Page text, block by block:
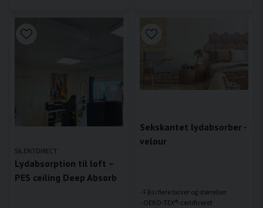
SILENTDIRECT
Lydabsorption til loft –
PES ceiling Deep Absorb
Sekskantet lydabsorber -
velour
- Fås i flere farver og størrelser
- OEKO-TEX®-certificeret